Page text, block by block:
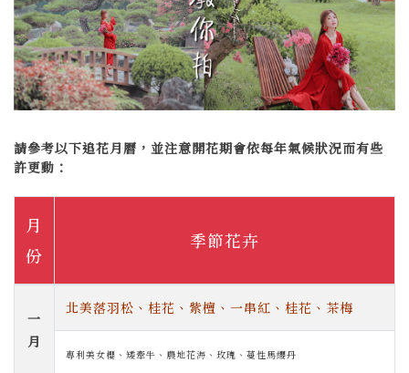
請參考以下追花月曆，並注意開花期會依每年氣候狀況而有些
許更動：
月
份
季節花卉
一
月
北美落羽松、桂花、紫檀、一串紅、桂花、茶梅
專利美女櫻、矮牽牛、農地花海、玫瑰、蔓性馬纓丹